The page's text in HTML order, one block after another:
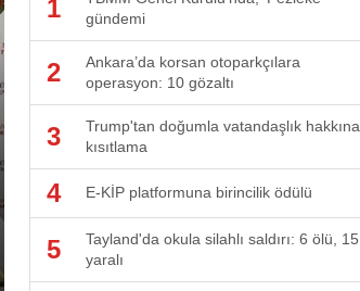
1
gündemi
2
Ankara’da korsan otoparkçılara
operasyon: 10 gözaltı
3
Trump'tan doğumla vatandaşlık hakkına
kısıtlama
4 E-KİP platformuna birincilik ödülü
5
Tayland'da okula silahlı saldırı: 6 ölü, 15
yaralı